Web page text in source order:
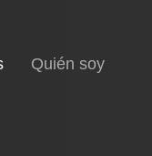
(current)Quién soy